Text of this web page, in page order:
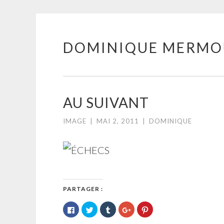
Aller
DOMINIQUE
AU SUIVANT
IMAGE MAI 2, 2011 DOMINIQUE
PARTAGER :
Cliquez
pour
partager
Cliquez
pour
partager
Cliquez
pour
partager
Cliquez
pour
partager
Cliquez
pour